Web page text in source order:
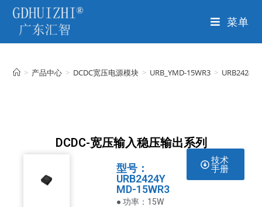
菜单
> 产品中心 > DCDC宽压电源模块 > URB_YMD-15WR3 >
DCDC-宽压输入稳压输出系列
型号：
URB2424Y
MD-15WR3
● 功率：15W
技术
手册